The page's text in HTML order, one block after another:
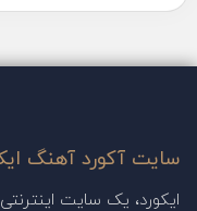
سایت آکورد آهنگ
ایکورد، یک سایت